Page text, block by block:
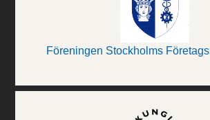
Föreningen Stockholms